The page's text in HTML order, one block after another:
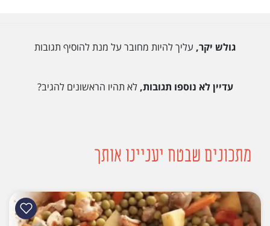
גולש יקר, עליך להיות מחובר על מנת להוסיף תגובות
עדיין לא נוספו תגובות,לא תהיו הראשונים להגיב?
מתכונים שבטח יעניינו אותך